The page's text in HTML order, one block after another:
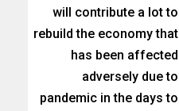
will contribute a lot to
rebuild the economy that
has been affected
adversely due to
pandemic in the days to